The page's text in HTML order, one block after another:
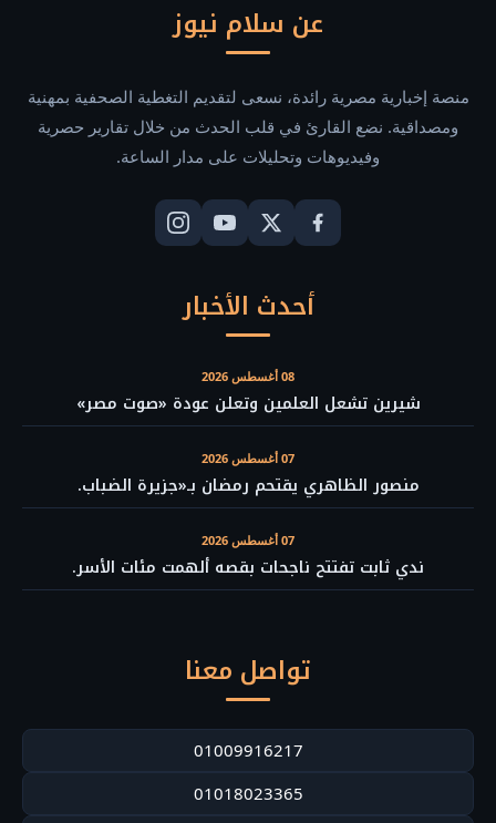
عن سلام نيوز
منصة إخبارية مصرية رائدة، نسعى لتقديم التغطية الصحفية بمهنية
ومصداقية. نضع القارئ في قلب الحدث من خلال تقارير حصرية
وفيديوهات وتحليلات على مدار الساعة.
أحدث الأخبار
08 أغسطس 2026
شيرين تشعل العلمين وتعلن عودة «صوت مصر»
07 أغسطس 2026
منصور الظاهري يقتحم رمضان بـ«جزيرة الضباب.
07 أغسطس 2026
ندي ثابت تفتتح ناجحات بقصه ألهمت مئات الأسر.
تواصل معنا
01009916217
01018023365